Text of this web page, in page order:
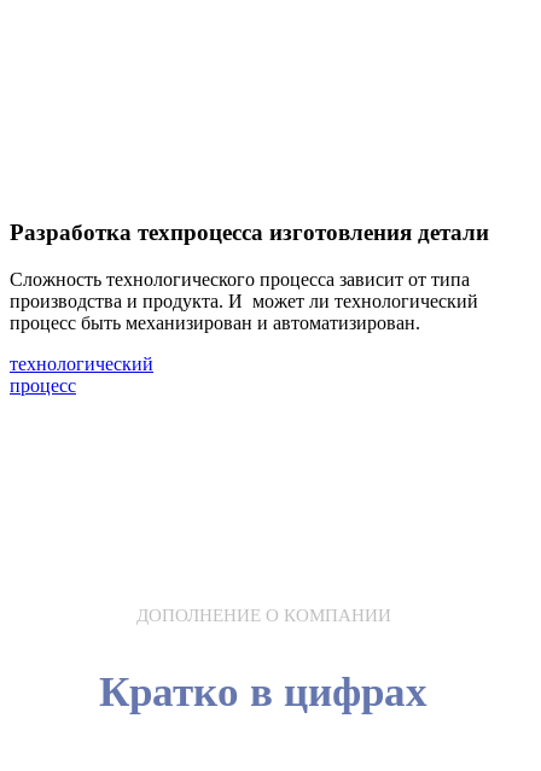
Разработка техпроцесса изготовления детали
Cложность технологического процесса зависит от типа
производства и продукта. И может ли технологический
процесс быть механизирован и автоматизирован.
технологический
процесс
ДОПОЛНЕНИЕ О КОМПАНИИ
Кратко в цифрах